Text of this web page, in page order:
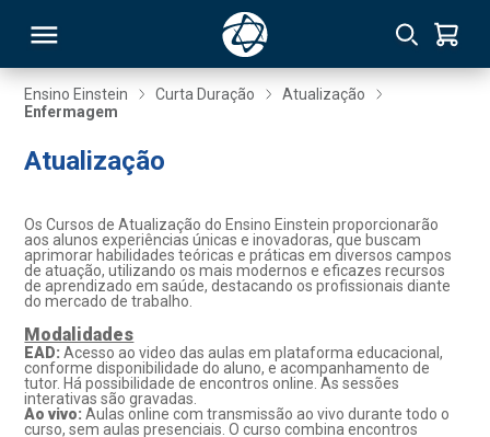
Ensino Einstein Curta Duração
Atualização
Enfermagem
Atualização
Os Cursos de Atualização do Ensino Einstein proporcionarão
aos alunos experiências únicas e inovadoras, que buscam
aprimorar habilidades teóricas e práticas em diversos campos
de atuação, utilizando os mais modernos e eficazes recursos
de aprendizado em saúde, destacando os profissionais diante
do mercado de trabalho.
Modalidades
EAD:Acesso ao video das aulas em plataforma educacional,
conforme disponibilidade do aluno, e acompanhamento de
tutor. Há possibilidade de encontros online. As sessões
interativas são gravadas.
Ao vivo: Aulas online com transmissão ao vivo durante todo o
curso, sem aulas presenciais. O curso combina encontros